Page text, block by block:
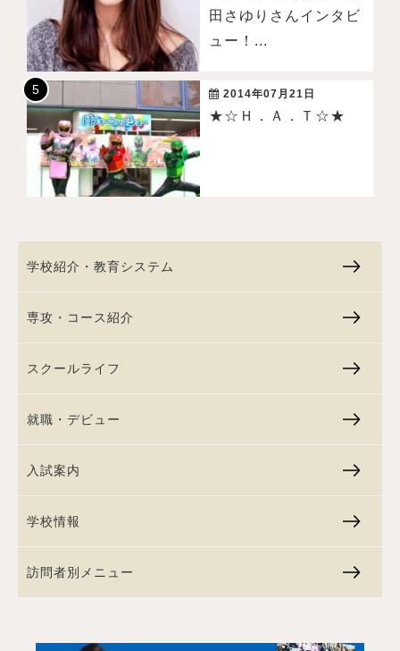
田さゆりさんインタビ
ュー！...
2014年07月21日
★☆Ｈ．Ａ．Ｔ☆★
学校紹介・教育システム
専攻・コース紹介
スクールライフ
就職・デビュー
入試案内
学校情報
訪問者別メニュー